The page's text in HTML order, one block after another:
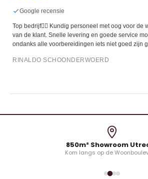
Google recensie
Top bedrijf👍🏻 Kundig personeel met oog voor de
van de klant. Snelle levering en goede service
ondanks alle voorbereidingen iets niet goed zijn
RINALDO SCHOONDERWOERD
850m² Showroom
Kom langs op de